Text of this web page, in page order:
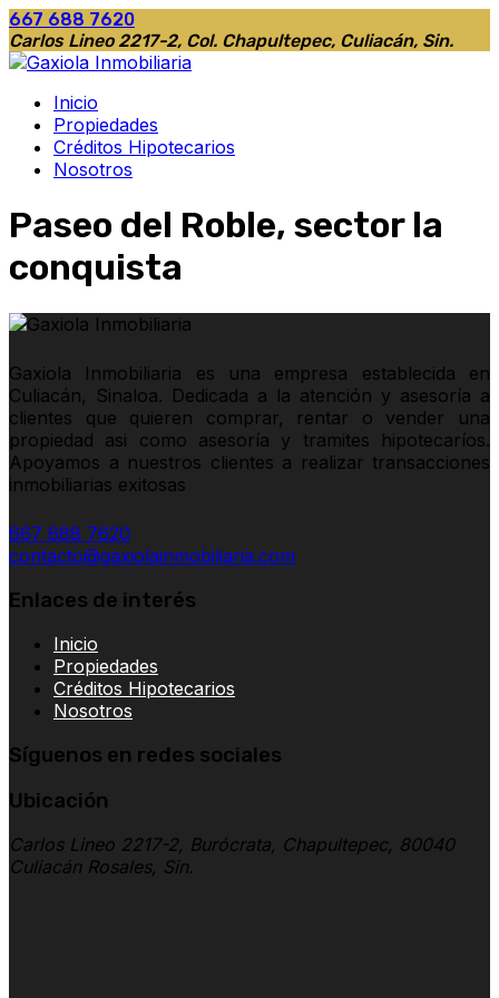
667 688 7620
Carlos Lineo 2217-2, Col. Chapultepec, Culiacán, Sin.
Inicio
Propiedades
Créditos Hipotecarios
Nosotros
Paseo del Roble, sector la
conquista
Gaxiola Inmobiliaria es una empresa establecida en
Culiacán, Sinaloa. Dedicada a la atención y asesoría a
clientes que quieren comprar, rentar o vender una
propiedad asi como asesoría y tramites hipotecaríos.
Apoyamos a nuestros clientes a realizar transacciones
inmobiliarias exitosas
667 688 7620
contacto@gaxiolainmobiliaria.com
Enlaces de interés
Inicio
Propiedades
Créditos Hipotecarios
Nosotros
Síguenos en redes sociales
Ubicación
Carlos Lineo 2217-2, Burócrata, Chapultepec, 80040
Culiacán Rosales, Sin.